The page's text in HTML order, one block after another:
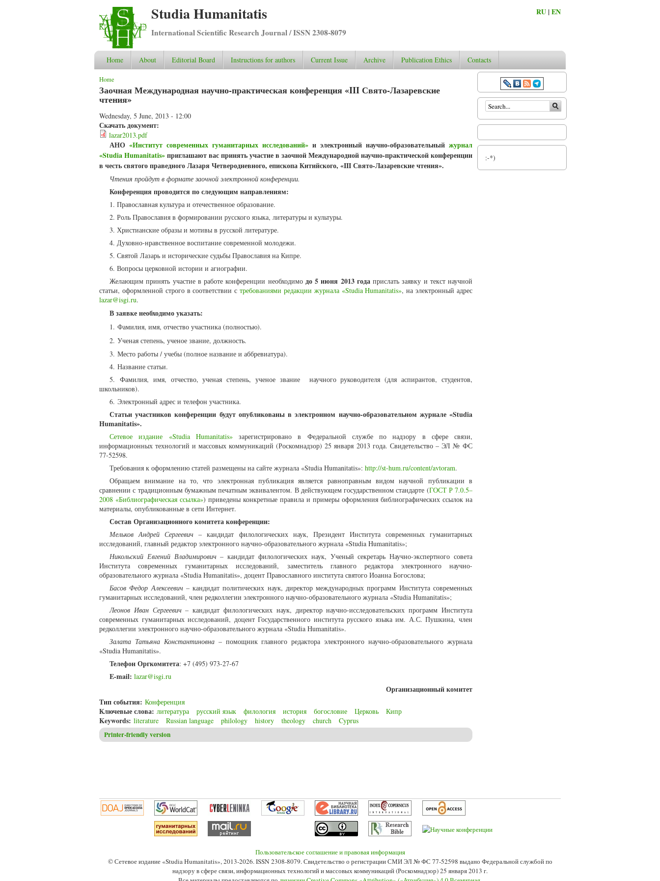
Studia Humanitatis
International Scientific Research Journal / ISSN 2308-8079
RU |EN
Home About Editorial Board Instructions for authors Current Issue Archive Publication Ethics Contacts
You are here
Home
Заочная Международная научно-практическая конференция «III Свято-Лазаревские
чтения»
Wednesday, 5 June, 2013 - 12:00
Скачать документ:
lazar2013.pdf
АНО «Институт современных гуманитарных исследований» и электронный научно-образовательный журнал
«Studia Humanitatis»приглашают вас принять участие в заочной Международной научно-практической конференции
в честь святого праведного Лазаря Четверодневного, епископа Китийского, «III Свято-Лазаревские чтения».
Чтения пройдут в формате заочной электронной конференции.
Конференция проводится по следующим направлениям:
1. Православная культура и отечественное образование.
2. Роль Православия в формировании русского языка, литературы и культуры.
3. Христианские образы и мотивы в русской литературе.
4. Духовно-нравственное воспитание современной молодежи.
5. Святой Лазарь и исторические судьбы Православия на Кипре.
6. Вопросы церковной истории и агиографии.
Желающим принять участие в работе конференции необходимо до 5 июня 2013 годаприслать заявку и текст научной
статьи, оформленной строго в соответствии стребованиями редакции журнала «Studia Humanitatis», на электронный адрес
lazar@isgi.ru.
В заявке необходимо указать:
1. Фамилия, имя, отчество участника (полностью).
2. Ученая степень, ученое звание, должность.
3. Место работы / учебы (полное название и аббревиатура).
4. Название статьи.
5. Фамилия, имя, отчество, ученая степень, ученое звание научного руководителя (для аспирантов, студентов,
школьников).
6. Электронный адрес и телефон участника.
Статьи участников конференции будут опубликованы в электронном научно-образовательном журнале «Studia
Humanitatis».
Сетевое издание «Studia Humanitatis» зарегистрировано в Федеральной службе по надзору в сфере связи,
информационных технологий и массовых коммуникаций (Роскомнадзор) 25 января 2013 года. Свидетельство – ЭЛ № ФС
77-52598.
Требования к оформлению статей размещены на сайте журнала «Studia Humanitatis»: http://st-hum.ru/content/avtoram.
Обращаем внимание на то, что электронная публикация является равноправным видом научной публикации в
сравнении с традиционным бумажным печатным эквивалентом. В действующем государственном стандарте (ГОСТ Р 7.0.5–
2008 «Библиографическая ссылка») приведены конкретные правила и примеры оформления библиографических ссылок на
материалы, опубликованные в сети Интернет.
Состав Организационного комитета конференции:
Мельков Андрей Сергеевич – кандидат филологических наук, Президент Института современных гуманитарных
исследований, главный редактор электронного научно-образовательного журнала «Studia Humanitatis»;
Никольский Евгений Владимирович – кандидат филологических наук, Ученый секретарь Научно-экспертного совета
Института современных гуманитарных исследований, заместитель главного редактора электронного научно-
образовательного журнала «Studia Humanitatis», доцент Православного института святого Иоанна Богослова;
Басов Федор Алексеевич – кандидат политических наук, директор международных программ Института современных
гуманитарных исследований, член редколлегии электронного научно-образовательного журнала «Studia Humanitatis»;
Леонов Иван Сергеевич – кандидат филологических наук, директор научно-исследовательских программ Института
современных гуманитарных исследований, доцент Государственного института русского языка им. А.С. Пушкина, член
редколлегии электронного научно-образовательного журнала «Studia Humanitatis».
Залата Татьяна Константиновна– помощник главного редактора электронного научно-образовательного журнала
«Studia Humanitatis».
Телефон Оргкомитета: +7 (495) 973-27-67
E-mail: lazar@isgi.ru
Организационный комитет
Тип события: Конференция
Ключевые слова: литература русский язык филология история богословие Церковь Кипр
Keywords: literature Russian language philology history theology church Cyprus
Printer-friendly version
Search form
:-*)
Пользовательское соглашение и правовая информация
© Сетевое издание «Studia Humanitatis», 2013-2026. ISSN 2308-8079. Свидетельство о регистрации СМИ ЭЛ № ФС 77-52598 выдано Федеральной службой по
надзору в сфере связи, информационных технологий и массовых коммуникаций (Роскомнадзор) 25 января 2013 г.